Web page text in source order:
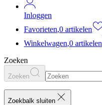
Inloggen
Favorieten,0 artikelen
Winkelwagen,0 artikelen
Zoeken
Zoeken
Zoekbalk sluiten